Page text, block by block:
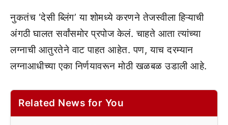
नुकतंच ‘देसी ब्लिंग’ या शोमध्ये करणने तेजस्वीला हिऱ्याची
अंगठी घालत सर्वांसमोर प्रपोज केलं. चाहते आता त्यांच्या
लग्नाची आतुरतेने वाट पाहत आहेत. पण, याच दरम्यान
लग्नाआधीच्या एका निर्णयावरून मोठी खळबळ उडाली आहे.
Related News for You